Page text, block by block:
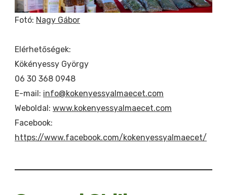
Fotó: Nagy Gábor
Elérhetőségek:
Kökényessy György
06 30 368 0948
E-mail: info@kokenyessyalmaecet.com
Weboldal: www.kokenyessyalmaecet.com
Facebook:
https://www.facebook.com/kokenyessyalmaecet/